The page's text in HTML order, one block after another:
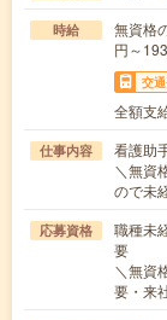
時給
無資格
円～
交
全額支
仕事内容
看護助
＼無資
ので未
応募資格
職種未
要
＼無資
要・来